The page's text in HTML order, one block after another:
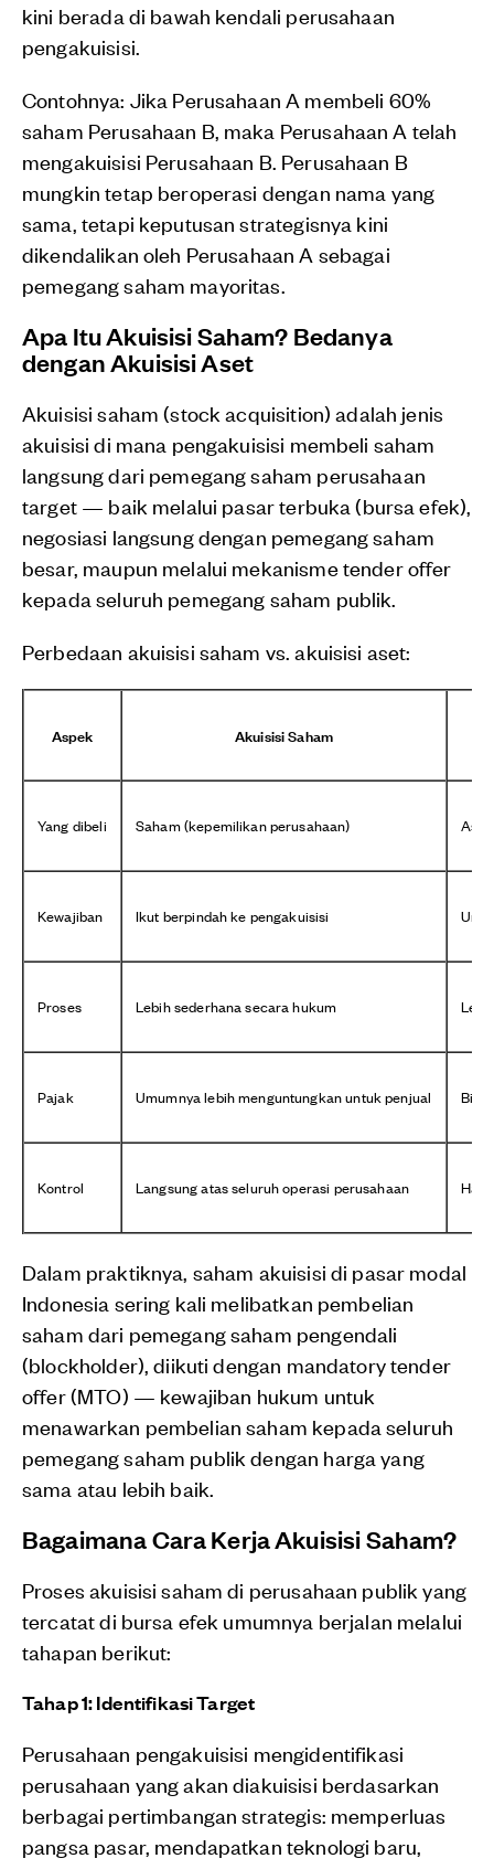
kini berada di bawah kendali perusahaan
pengakuisisi.
Contohnya: Jika Perusahaan A membeli 60%
saham Perusahaan B, maka Perusahaan A telah
mengakuisisi Perusahaan B. Perusahaan B
mungkin tetap beroperasi dengan nama yang
sama, tetapi keputusan strategisnya kini
dikendalikan oleh Perusahaan A sebagai
pemegang saham mayoritas.
Apa Itu Akuisisi Saham? Bedanya
dengan Akuisisi Aset
Akuisisi saham (stock acquisition) adalah jenis
akuisisi di mana pengakuisisi membeli saham
langsung dari pemegang saham perusahaan
target — baik melalui pasar terbuka (bursa efek),
negosiasi langsung dengan pemegang saham
besar, maupun melalui mekanisme tender offer
kepada seluruh pemegang saham publik.
Perbedaan akuisisi saham vs. akuisisi aset:
Aspek Akuisisi Saham
Yang dibeli Saham (kepemilikan perusahaan) Aset
Kewajiban Ikut berpindah ke pengakuisisi
Proses Lebih sederhana secara hukum
Pajak Umumnya lebih menguntungkan untuk penjual Bisa
Kontrol Langsung atas seluruh operasi perusahaan
Dalam praktiknya, saham akuisisi di pasar modal
Indonesia sering kali melibatkan pembelian
saham dari pemegang saham pengendali
(blockholder), diikuti dengan mandatory tender
offer (MTO) — kewajiban hukum untuk
menawarkan pembelian saham kepada seluruh
pemegang saham publik dengan harga yang
sama atau lebih baik.
Bagaimana Cara Kerja Akuisisi Saham?
Proses akuisisi saham di perusahaan publik yang
tercatat di bursa efek umumnya berjalan melalui
tahapan berikut:
Tahap 1: Identifikasi Target
Perusahaan pengakuisisi mengidentifikasi
perusahaan yang akan diakuisisi berdasarkan
berbagai pertimbangan strategis: memperluas
pangsa pasar, mendapatkan teknologi baru,